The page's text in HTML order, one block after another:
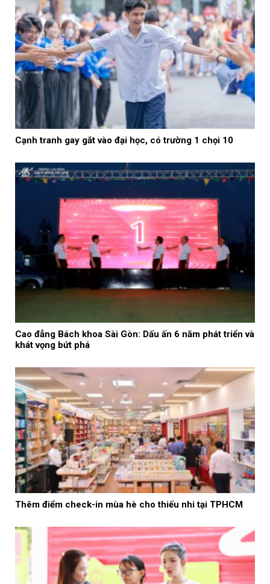
Cạnh tranh gay gắt vào đại học, có trường 1 chọi 10
Cao đẳng Bách khoa Sài Gòn: Dấu ấn 6 năm phát triển và
khát vọng bứt phá
Thêm điểm check-in mùa hè cho thiếu nhi tại TPHCM